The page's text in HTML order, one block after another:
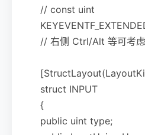
// const uint
// 右侧 Ctrl/Alt 等可考
struct INPUT
{
public uint type;